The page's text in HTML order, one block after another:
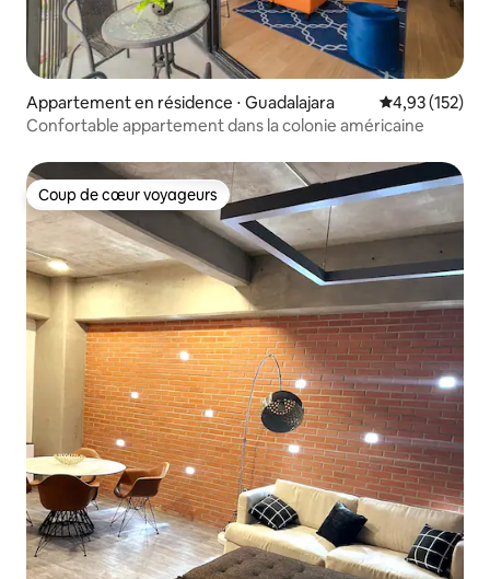
Appartement en résidence ⋅ Guadalajara Évaluation
4,93 (152)
Confortable appartement dans la colonie américaine
Coup de cœur voyageurs
Coup de cœur voyageurs